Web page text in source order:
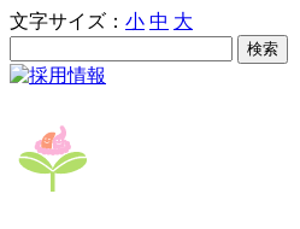
文字サイズ： 小 中 大